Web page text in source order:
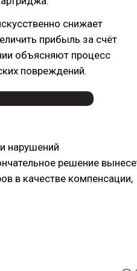
снижает
прибыль за счёт
объясняют процесс
повреждений.
нарушений
решение
в качестве компенсации,